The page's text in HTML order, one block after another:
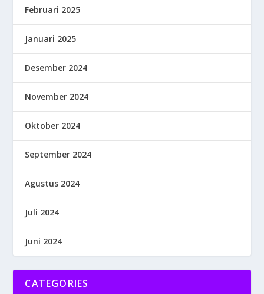
Februari 2025
Januari 2025
Desember 2024
November 2024
Oktober 2024
September 2024
Agustus 2024
Juli 2024
Juni 2024
CATEGORIES